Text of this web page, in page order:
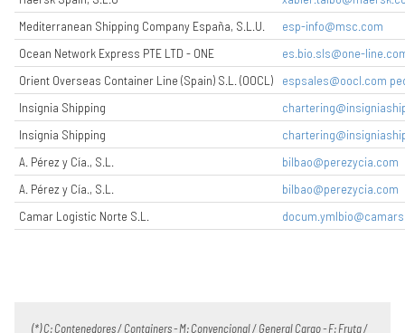
Mediterranean Shipping Company España, S.L.U.
esp-info@msc.com
Ocean Network Express PTE LTD - ONE
es.bio.sls@one-
Orient Overseas Container Line (Spain) S.L. (OOCL)
espsales@oocl.com
Insignia Shipping
Insignia Shipping
A. Pérez y Cía., S.L.
bilbao@perezycia.com
A. Pérez y Cía., S.L.
bilbao@perezycia.com
Camar Logistic Norte S.L.
(*) C: Contenedores / Containers - M: Convencional / General Cargo - F: Fruta /